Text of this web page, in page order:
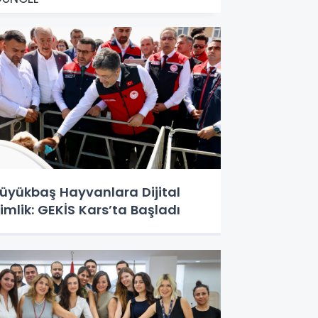
Hayvanlara Dijital
GEKİS Kars’ta Başladı